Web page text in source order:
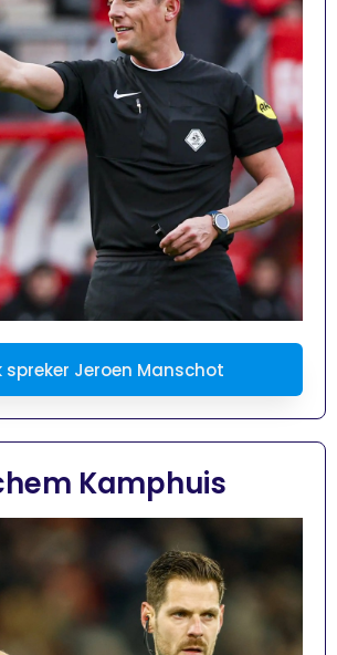
spreker Jeroen Manschot
Kamphuis